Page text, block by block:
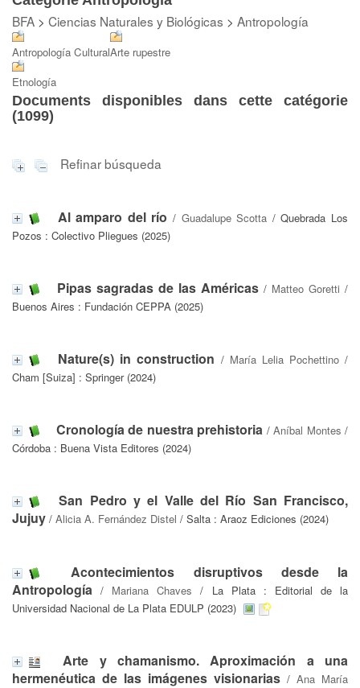
BFA > Ciencias Naturales y Biológicas > Antropología
Antropología CulturalArte rupestre
Etnología
Documents disponibles dans cette catégorie
(1099)
Refinar búsqueda
Al amparo del río / Guadalupe Scotta / Quebrada Los
Pozos : Colectivo Pliegues (2025)
Pipas sagradas de las Américas / Matteo Goretti /
Buenos Aires : Fundación CEPPA (2025)
Nature(s) in construction / María Lelia Pochettino/
Cham [Suiza] : Springer (2024)
Cronología de nuestra prehistoria / Aníbal Montes /
Córdoba : Buena Vista Editores (2024)
San Pedro y el Valle del Río San Francisco,
Jujuy / Alicia A. Fernández Distel / Salta : Araoz Ediciones (2024)
Acontecimientos disruptivos desde la
Antropología / Mariana Chaves / La Plata : Editorial de la
Universidad Nacional de La Plata EDULP (2023)
Arte y chamanismo. Aproximación a una
hermenéutica de las imágenes visionarias / Ana María